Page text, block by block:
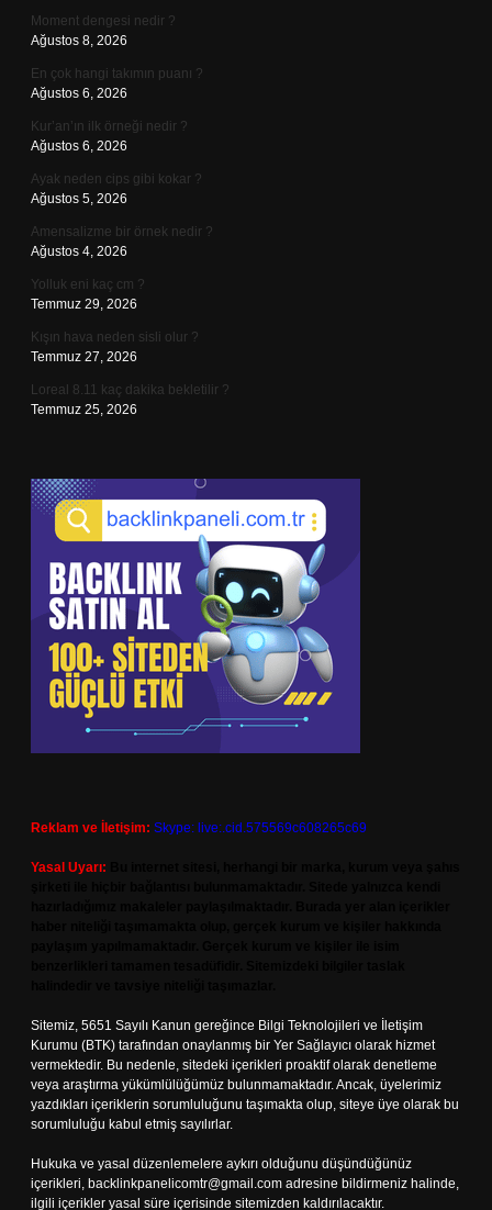
Moment dengesi nedir ?
Ağustos 8, 2026
En çok hangi takımın puanı ?
Ağustos 6, 2026
Kur’an’ın ilk örneği nedir ?
Ağustos 6, 2026
Ayak neden cips gibi kokar ?
Ağustos 5, 2026
Amensalizme bir örnek nedir ?
Ağustos 4, 2026
Yolluk eni kaç cm ?
Temmuz 29, 2026
Kışın hava neden sisli olur ?
Temmuz 27, 2026
Loreal 8.11 kaç dakika bekletilir ?
Temmuz 25, 2026
Reklam ve İletişim: Skype: live:.cid.575569c608265c69
Yasal Uyarı:
Sitemiz, 5651 Sayılı Kanun gereğince Bilgi Teknolojileri ve İletişim
Kurumu (BTK) tarafından onaylanmış bir Yer Sağlayıcı olarak hizmet
vermektedir. Bu nedenle, sitedeki içerikleri proaktif olarak denetleme
veya araştırma yükümlülüğümüz bulunmamaktadır. Ancak, üyelerimiz
yazdıkları içeriklerin sorumluluğunu taşımakta olup, siteye üye olarak bu
sorumluluğu kabul etmiş sayılırlar.
Hukuka ve yasal düzenlemelere aykırı olduğunu düşündüğünüz
içerikleri, backlinkpanelicomtr@gmail.com adresine bildirmeniz halinde,
ilgili içerikler yasal süre içerisinde sitemizden kaldırılacaktır.